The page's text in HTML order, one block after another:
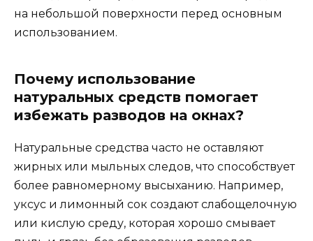
на небольшой поверхности перед основным
использованием.
Почему использование
натуральных средств помогает
избежать разводов на окнах?
Натуральные средства часто не оставляют
жирных или мыльных следов, что способствует
более равномерному высыханию. Например,
уксус и лимонный сок создают слабощелочную
или кислую среду, которая хорошо смывает